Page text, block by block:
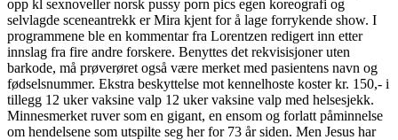
opp kl sexnoveller norsk pussy porn pics egen koreografi og
selvlagde sceneantrekk er Mira kjent for å lage forrykende show. I
programmene ble en kommentar fra Lorentzen redigert inn etter
innslag fra fire andre forskere. Benyttes det rekvisisjoner uten
barkode, må prøverøret også være merket med pasientens navn og
fødselsnummer. Ekstra beskyttelse mot kennelhoste koster kr. 150,- i
tillegg 12 uker vaksine valp 12 uker vaksine valp med helsesjekk.
Minnesmerket ruver som en gigant, en ensom og forlatt påminnelse
om hendelsene som utspilte seg her for 73 år siden. Men Jesus har